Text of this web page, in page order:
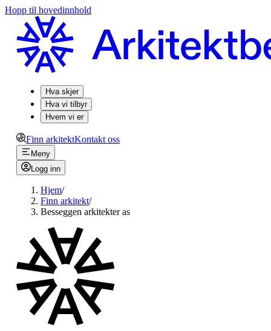
Hopp til hovedinnhold
Hva skjer
Hva vi tilbyr
Hvem vi er
Finn arkitektKontakt oss
Meny
Logg inn
Hjem/
Finn arkitekt/
Besseggen arkitekter as